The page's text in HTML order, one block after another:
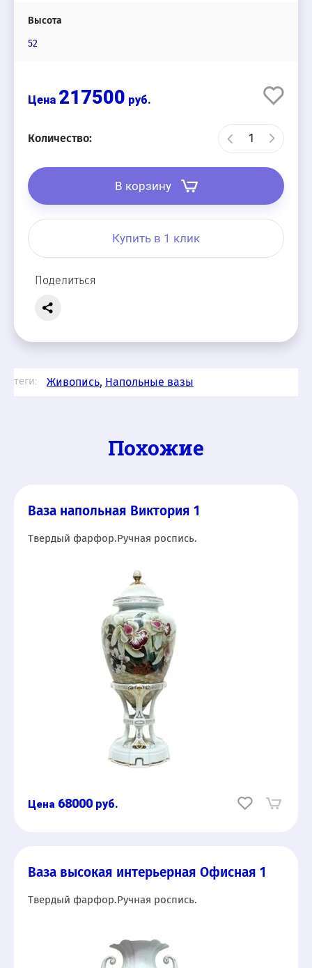
Высота
52
217500 руб.
Количество:
В корзину
Купить в 1 клик
Поделиться
теги: Живопись, Напольные вазы
Похожие
Ваза напольная Виктория 1
Твердый фарфор.Ручная роспись.
68000 руб.
Ваза высокая интерьерная Офисная 1
Твердый фарфор.Ручная роспись.